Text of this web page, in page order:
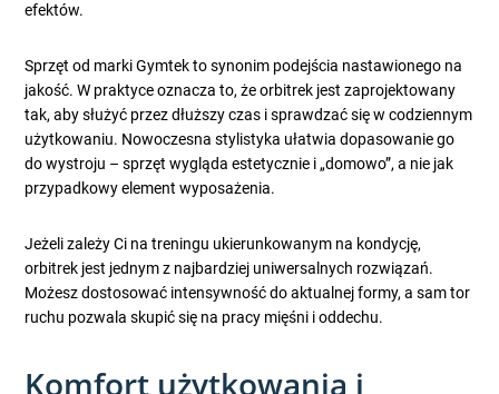
efektów.
Sprzęt od marki Gymtek to synonim podejścia nastawionego na
jakość. W praktyce oznacza to, że orbitrek jest zaprojektowany
tak, aby służyć przez dłuższy czas i sprawdzać się w codziennym
użytkowaniu. Nowoczesna stylistyka ułatwia dopasowanie go
do wystroju – sprzęt wygląda estetycznie i „domowo”, a nie jak
przypadkowy element wyposażenia.
Jeżeli zależy Ci na treningu ukierunkowanym na kondycję,
orbitrek jest jednym z najbardziej uniwersalnych rozwiązań.
Możesz dostosować intensywność do aktualnej formy, a sam tor
ruchu pozwala skupić się na pracy mięśni i oddechu.
Komfort użytkowania i